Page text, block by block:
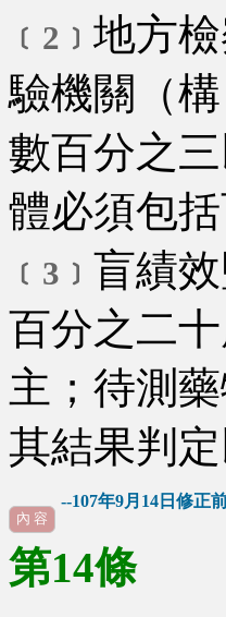
﹝2﹞ 地方
驗機關（
數百分之
體必須包
﹝3﹞ 盲績
百分之二
主；待測
其結果判
--107年9月14日修正前
內 容
第14條